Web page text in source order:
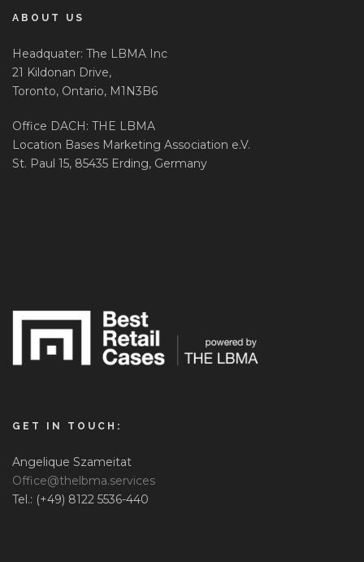
ABOUT US
Headquater: The LBMA Inc
21 Kildonan Drive,
Toronto, Ontario, M1N3B6
Office DACH: THE LBMA
Location Bases Marketing Association e.V.
St. Paul 15, 85435 Erding, Germany
GET IN TOUCH:
Angelique Szameitat
Office@thelbma.services
Tel.: (+49) 8122 5536-440